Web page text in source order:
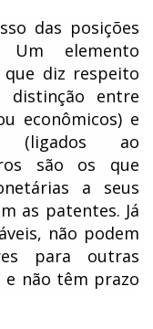
das posições
Um elemento
diz respeito
entre
econômicos) e
(ligados ao
são os que
a seus
as patentes. Já
não podem
para outras
e não têm prazo